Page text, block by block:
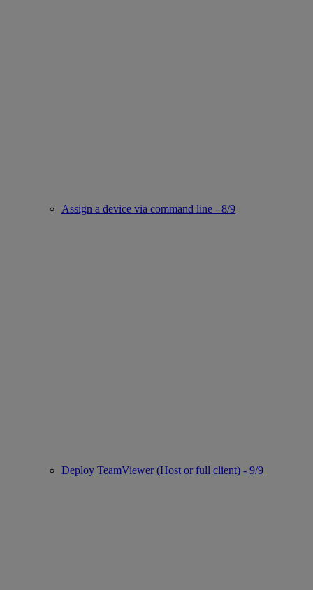
Assign a device via command line - 8/9
Deploy TeamViewer (Host or full client) - 9/9